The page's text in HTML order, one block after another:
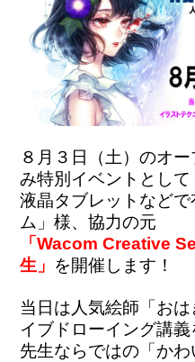
８月３日（土）のオ
み特別イベントとして
液晶タブレットなど
ム」様、協力の元
「Wacom Creative
生」 を開催します！
当日は人気絵師「お
イブドローイング講義
先生ならではの「か